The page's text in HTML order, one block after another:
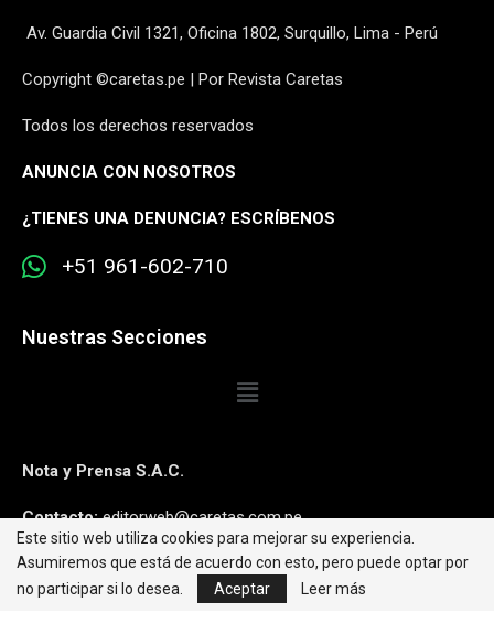
Síguenos:
Este sitio web utiliza cookies para mejorar su experiencia.
Asumiremos que está de acuerdo con esto, pero puede optar por
no participar si lo desea.
Aceptar Leer más